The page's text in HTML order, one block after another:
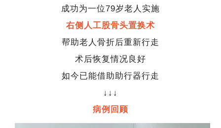
成功为一位79岁老人实施
右侧人工股骨头置换术
帮助老人骨折后重新行走
术后恢复情况良好
如今已能借助助行器行走
↓↓↓
病例回顾